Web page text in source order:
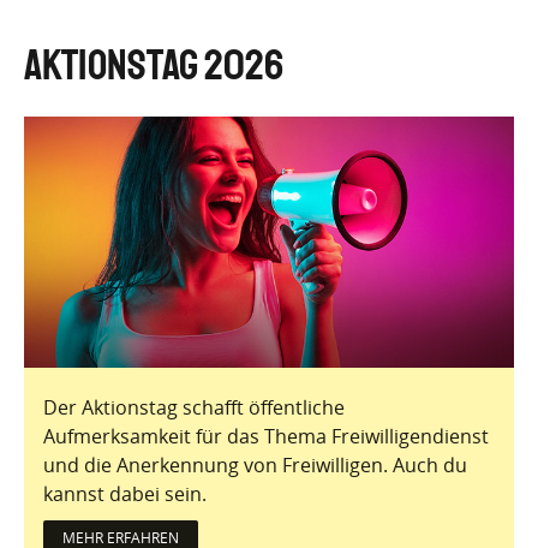
Aktionstag 2026
Der Aktionstag schafft öffentliche
Aufmerksamkeit für das Thema Freiwilligendienst
und die Anerkennung von Freiwilligen. Auch du
kannst dabei sein.
MEHR ERFAHREN